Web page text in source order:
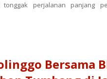
tonggak perjalanan panjang
Bersama